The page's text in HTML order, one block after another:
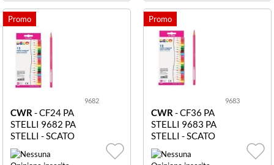
9682
CWR - CF24 PA
STELLI 9682 PA
STELLI - SCATO
LA 24 PZ. - COL.
ASS.
9683
CWR - CF36 PA
STELLI 9683 PA
STELLI - SCATO
LA 36 PZ. - COL.
ASS.